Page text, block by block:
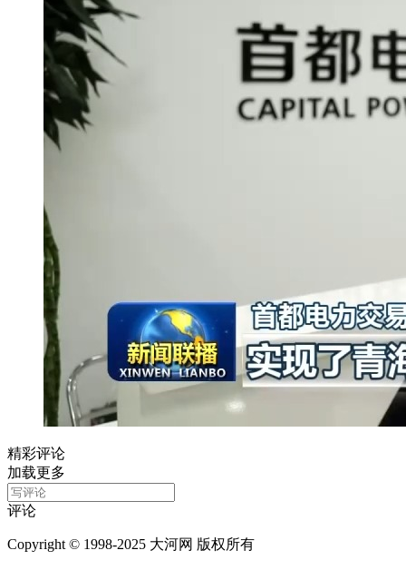
精彩评论
加载更多
评论
Copyright © 1998-2025 大河网 版权所有